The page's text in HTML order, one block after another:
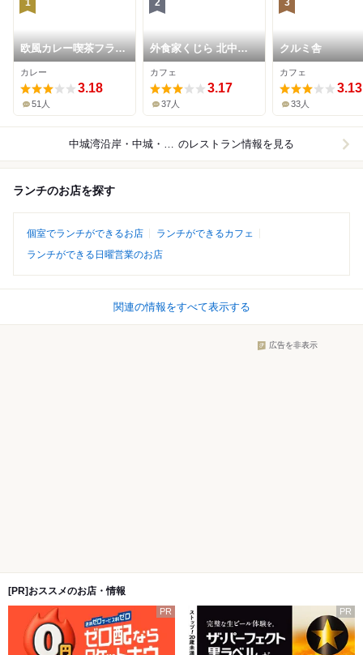
1
欧風カレー喫茶フラン
クリン
カレー
3.18
51人
2
外食家くじら 北中城
店
カフェ
3.17
37人
3
クルミ舎
カフェ
3.13
33人
中城湾沿岸・中城・西原 のレストラン情報を見る
ランチのお店を探す
個室でランチができるお店
ランチができるカフェ
ランチができる日曜営業のお店
関連の情報をすべて表示する
広告を非表示
[PR]おススメのお店・情報
PR PR